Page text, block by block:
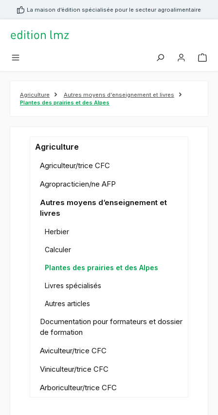
principal
La maison d’édition spécialisée pour le secteur agroalimentaire
Agriculture
Autres moyens d‘enseignement et livres
Plantes des prairies et des Alpes
Agriculture
Agriculteur/trice CFC
Agropracticien/ne AFP
Autres moyens d‘enseignement et
livres
Herbier
Calculer
Plantes des prairies et des Alpes
Livres spécialisés
Autres articles
Documentation pour formateurs et dossier
de formation
Aviculteur/trice CFC
Viniculteur/trice CFC
Arboriculteur/trice CFC